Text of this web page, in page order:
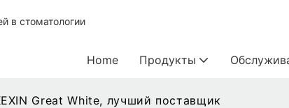
в стоматологии
Home Продукты
Great White, лучший поставщик